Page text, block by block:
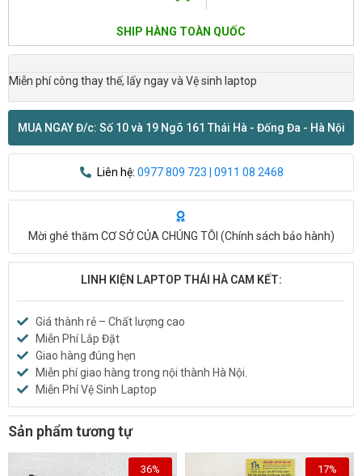
SHIP HÀNG TOÀN QUỐC
Miễn phí công thay thế, lấy ngay và Vệ sinh laptop
MUA NGAY Đ/c: Số 10 và 19 Ngõ 161 Thái Hà - Đống Đa - Hà Nội
Liên hệ: 0977 809 723 | 0911 08 2468
Mời ghé thăm CƠ SỞ CỦA CHÚNG TÔI (Chính sách bảo hành)
LINH KIỆN LAPTOP THÁI HÀ CAM KẾT:
Giá thành rẻ – Chất lượng cao
Miễn Phí Lắp Đặt
Giao hàng đúng hẹn
Miễn phí giao hàng trong nội thành Hà Nội.
Miễn Phí Vệ Sinh Laptop
Sản phẩm tương tự
36% 17%